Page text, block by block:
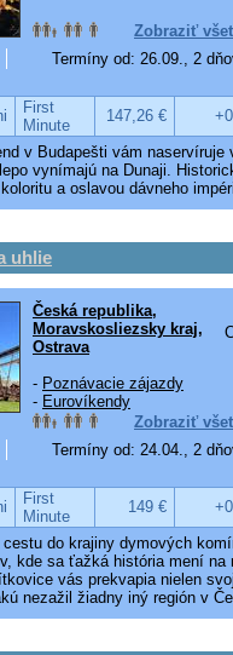
Zobraziť
Termíny od: 26.09., 2
First
Minute
147,26 €
v Budapešti vám
vynímajú na Dunaji.
a oslavou dávneho
uhlie
Česká republika,
Moravskosliezsky kraj,
Ostrava
- Poznávacie zájazdy
- Eurovíkendy
Zobraziť
Termíny od: 24.04., 2
First
Minute
149 €
do krajiny dymových
kde sa ťažká história mení na
vás prekvapia nielen
nezažil žiadny iný región v